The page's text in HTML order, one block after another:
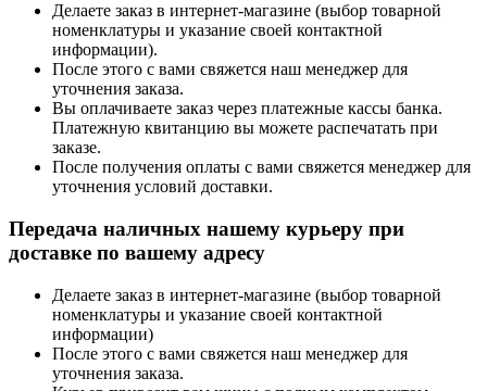
Делаете заказ в интернет-магазине (выбор товарной
номенклатуры и указание своей контактной
информации).
После этого с вами свяжется наш менеджер для
уточнения заказа.
Вы оплачиваете заказ через платежные кассы банка.
Платежную квитанцию вы можете распечатать при
заказе.
После получения оплаты с вами свяжется менеджер для
уточнения условий доставки.
Передача наличных нашему курьеру при
доставке по вашему адресу
Делаете заказ в интернет-магазине (выбор товарной
номенклатуры и указание своей контактной
информации)
После этого с вами свяжется наш менеджер для
уточнения заказа.